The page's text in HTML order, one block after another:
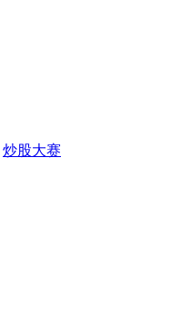
炒股大赛